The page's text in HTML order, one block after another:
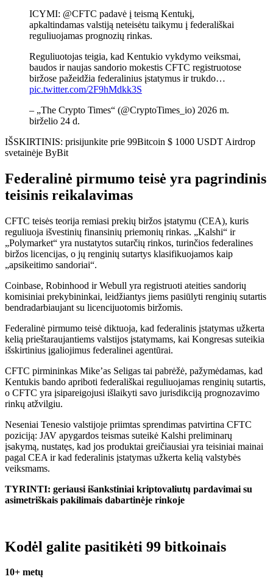
ICYMI: @CFTC padavė į teismą Kentukį,
apkaltindamas valstiją neteisėtu taikymu į federališkai
reguliuojamas prognozių rinkas.
Reguliuotojas teigia, kad Kentukio vykdymo veiksmai,
baudos ir naujas sandorio mokestis CFTC registruotose
biržose pažeidžia federalinius įstatymus ir trukdo…
pic.twitter.com/2F9hMdkk3S
– „The Crypto Times“ (@CryptoTimes_io) 2026 m.
birželio 24 d.
IŠSKIRTINIS: prisijunkite prie 99Bitcoin $ 1000 USDT Airdrop
svetainėje ByBit
Federalinė pirmumo teisė yra pagrindinis
teisinis reikalavimas
CFTC teisės teorija remiasi prekių biržos įstatymu (CEA), kuris
reguliuoja išvestinių finansinių priemonių rinkas. „Kalshi“ ir
„Polymarket“ yra nustatytos sutarčių rinkos, turinčios federalines
biržos licencijas, o jų renginių sutartys klasifikuojamos kaip
„apsikeitimo sandoriai“.
Coinbase, Robinhood ir Webull yra registruoti ateities sandorių
komisiniai prekybininkai, leidžiantys jiems pasiūlyti renginių sutartis
bendradarbiaujant su licencijuotomis biržomis.
Federalinė pirmumo teisė diktuoja, kad federalinis įstatymas užkerta
kelią prieštaraujantiems valstijos įstatymams, kai Kongresas suteikia
išskirtinius įgaliojimus federalinei agentūrai.
CFTC pirmininkas Mike’as Seligas tai pabrėžė, pažymėdamas, kad
Kentukis bando apriboti federališkai reguliuojamas renginių sutartis,
o CFTC yra įsipareigojusi išlaikyti savo jurisdikciją prognozavimo
rinkų atžvilgiu.
Neseniai Tenesio valstijoje priimtas sprendimas patvirtina CFTC
poziciją: JAV apygardos teismas suteikė Kalshi preliminarų
įsakymą, nustatęs, kad jos produktai greičiausiai yra teisiniai mainai
pagal CEA ir kad federalinis įstatymas užkerta kelią valstybės
veiksmams.
TYRINTI: geriausi išankstiniai kriptovaliutų pardavimai su
asimetriškais pakilimais dabartinėje rinkoje
Kodėl galite pasitikėti 99 bitkoinais
10+ metų